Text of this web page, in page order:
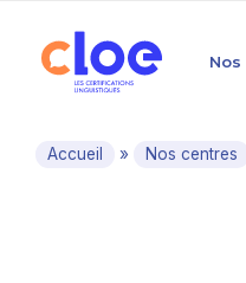
Accueil » Nos centres